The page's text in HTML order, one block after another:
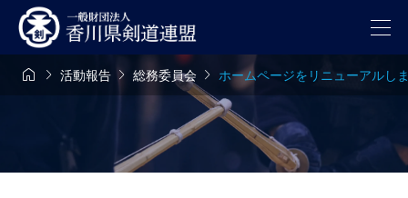
  活動報告  総務委員会  ホームページをリニューアルし